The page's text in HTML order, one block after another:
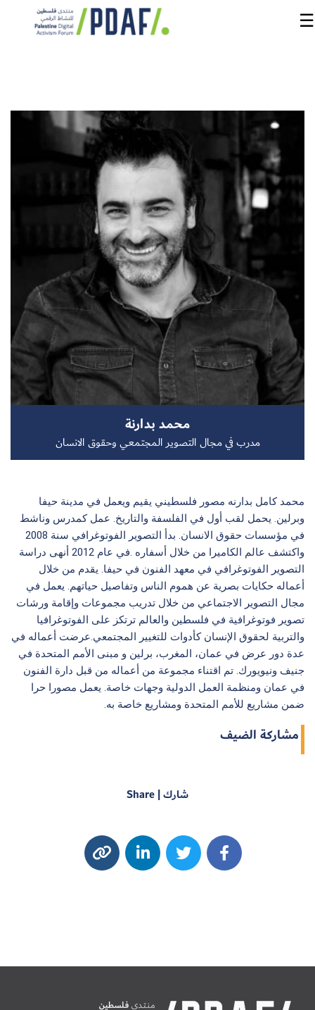
فعاليات
من
نحن
سنوات
سابقة
سجل الآن
☰
محمد بدارنة
مدرب في مجال التصوير المجتمعي وحقوق الانسان
محمد كامل بدارنه مصور فلسطيني يقيم ويعمل في مدينة حيفا
وبرلين. يحمل لقب أول في الفلسفة والتاريخ. عمل كمدرس وناشط
في مؤسسات حقوق الانسان. بدأ التصوير الفوتوغرافي سنة 2008
واكتشف عالم الكاميرا من خلال أسفاره .في عام 2012 أنهى دراسة
التصوير الفوتوغرافي في معهد الفنون في حيفا. يقدم من خلال
أعماله حكايات بصرية عن هموم الناس وتفاصيل حياتهم. يعمل في
مجال التصوير الاجتماعي من خلال تدريب مجموعات وإقامة ورشات
تصوير فوتوغرافية في فلسطين والعالم ترتكز على الفوتوغرافيا
والتربية لحقوق الإنسان كأدوات للتغيير المجتمعي.عرضت أعماله في
عدة دور عرض في عمان، المغرب، برلين و مبنى الأمم المتحدة في
جنيف ونيويورك. تم اقتناء مجموعة من أعماله من قبل دارة الفنون
في عمان ومنظمة العمل الدولية وجهات خاصة. يعمل مصورا حرا
ضمن مشاريع للأمم المتحدة ومشاريع خاصة به.
مشاركة الضيف
شارك | Share